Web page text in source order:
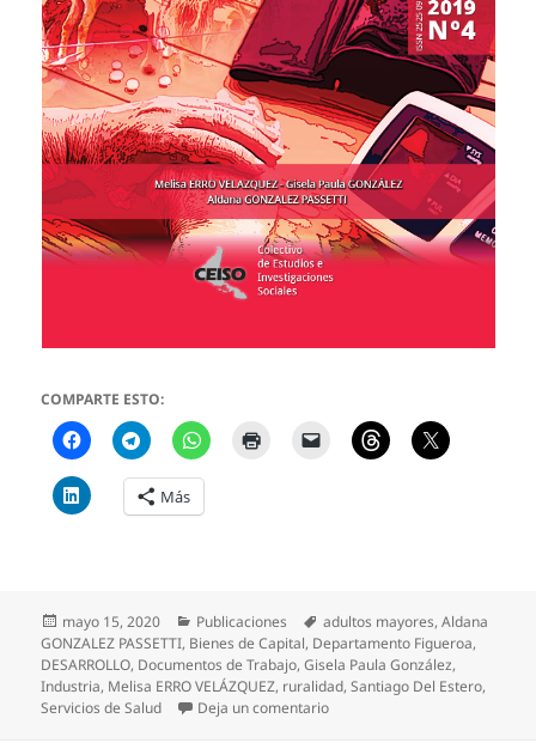
COMPARTE ESTO:
Más
Publicado
el
mayo 15, 2020 Categorías
Publicaciones Etiquetas
adultos mayores,Aldana
GONZALEZ PASSETTI, Bienes de Capital, Departamento Figueroa,
DESARROLLO, Documentos de Trabajo,Gisela Paula González,
Industria, Melisa ERRO VELÁZQUEZ, ruralidad,Santiago Del Estero,
Servicios de Salud
Deja un comentarioen Documentos de Trabajo del